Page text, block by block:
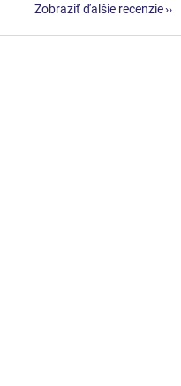
Zobraziť ďalšie recenzie